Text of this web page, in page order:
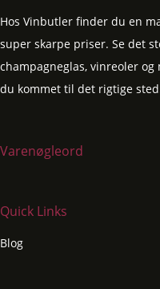
Hos Vinbutler finder du en
super skarpe priser. Se det
champagneglas, vinreoler
du kommet til det rigtige
Varenøgleord
Quick Links
Blog